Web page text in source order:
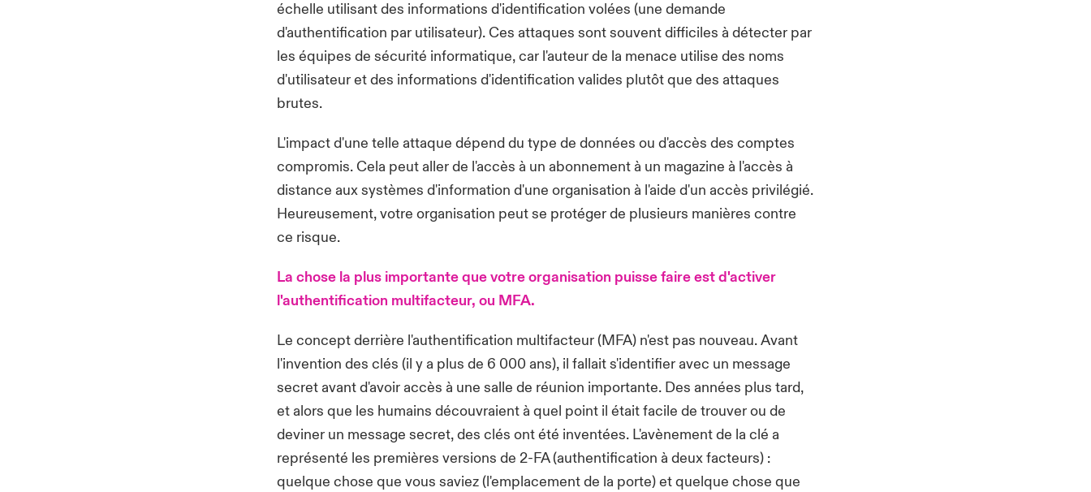
échelle utilisant des informations d'identification volées (une demande
d'authentification par utilisateur). Ces attaques sont souvent difficiles à détecter par
les équipes de sécurité informatique, car l'auteur de la menace utilise des noms
d'utilisateur et des informations d'identification valides plutôt que des attaques
brutes.
L'impact d'une telle attaque dépend du type de données ou d'accès des comptes
compromis. Cela peut aller de l'accès à un abonnement à un magazine à l'accès à
distance aux systèmes d'information d'une organisation à l'aide d'un accès privilégié.
Heureusement, votre organisation peut se protéger de plusieurs manières contre
ce risque.
La chose la plus importante que votre organisation puisse faire est d'activer
l'authentification multifacteur, ou MFA.
Le concept derrière l'authentification multifacteur (MFA) n'est pas nouveau. Avant
l'invention des clés (il y a plus de 6 000 ans), il fallait s'identifier avec un message
secret avant d'avoir accès à une salle de réunion importante. Des années plus tard,
et alors que les humains découvraient à quel point il était facile de trouver ou de
deviner un message secret, des clés ont été inventées. L'avènement de la clé a
représenté les premières versions de 2-FA (authentification à deux facteurs) :
quelque chose que vous saviez (l'emplacement de la porte) et quelque chose que